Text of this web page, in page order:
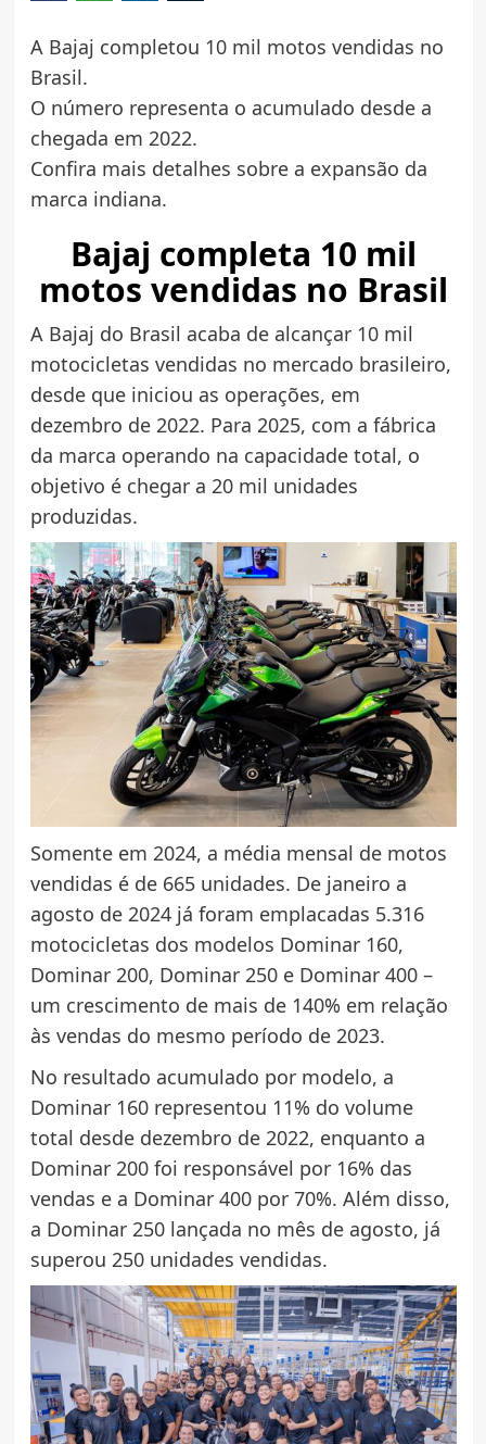
A Bajaj completou 10 mil motos vendidas no
Brasil.
O número representa o acumulado desde a
chegada em 2022.
Confira mais detalhes sobre a expansão da
marca indiana.
Bajaj completa 10 mil
motos vendidas no Brasil
A Bajaj do Brasil acaba de alcançar 10 mil
motocicletas vendidas no mercado brasileiro,
desde que iniciou as operações, em
dezembro de 2022. Para 2025, com a fábrica
da marca operando na capacidade total, o
objetivo é chegar a 20 mil unidades
produzidas.
Somente em 2024, a média mensal de motos
vendidas é de 665 unidades. De janeiro a
agosto de 2024 já foram emplacadas 5.316
motocicletas dos modelos Dominar 160,
Dominar 200, Dominar 250 e Dominar 400 –
um crescimento de mais de 140% em relação
às vendas do mesmo período de 2023.
No resultado acumulado por modelo, a
Dominar 160 representou 11% do volume
total desde dezembro de 2022, enquanto a
Dominar 200 foi responsável por 16% das
vendas e a Dominar 400 por 70%. Além disso,
a Dominar 250 lançada no mês de agosto, já
superou 250 unidades vendidas.